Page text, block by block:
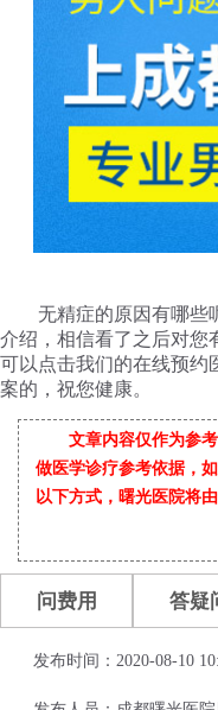
无精症的原因有哪些
介绍，相信看了之后对您
可以点击我们的在线预约
案的，祝您健康。
文章内容仅作为参
做医学诊疗参考依据，
以下方式，曙光医院将
问费用 答疑
发布时间：2020-08-10